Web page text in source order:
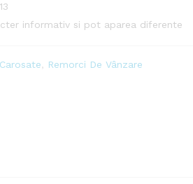
informativ si pot aparea diferente
Remorci De Vânzare